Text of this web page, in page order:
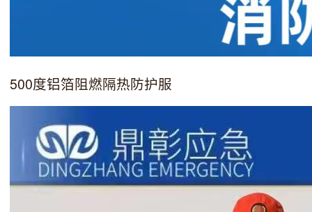
500度铝箔阻燃隔热防护服